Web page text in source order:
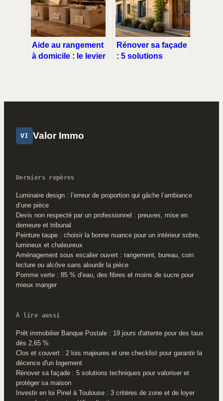
Aide au rangement
à domicile : le levier
Rénover sa façade
: 5 solutions
VI Valor Immo
Derniers repères
Luminaire design : l’erreur de proportion qui gâche l’ambiance
d’une pièce
Devis non respecté par un professionnel : preuves, mise en
demeure et tribunal
Peinture taupe : choisir la bonne nuance pour un intérieur sobre,
lumineux et chaleureux
Aménagement sous escalier ouvert : rangement, bureau, coin
lecture ou alcôve sans alourdir la pièce
Pomme verte : 85 % d’eau, des fibres et moins de sucre pour
mieux manger
À lire aussi
Prêt immobilier Banque Postale : 19 jours d'attente pour des taux
dès 2,65 %
Clos et couvert : 2 lois majeures et une checklist pour garantir la
décence d'un logement
Rénover sa façade : 5 solutions techniques pour valoriser et
protéger sa maison
Investir en loi Pinel à Toulouse : 3 critères de zone et de loyer